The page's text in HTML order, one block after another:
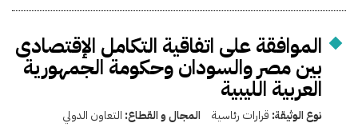
الموافقة على اتفاقية التكامل الإقتصادى
بين مصر والسودان وحكومة الجمهورية
العربية الليبية
نوع الوثيقة: قرارات رئاسية المجال و القطاع: التعاون الدولي